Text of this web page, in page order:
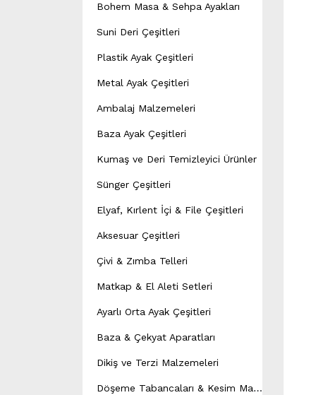
Bohem Masa & Sehpa Ayakları
Suni Deri Çeşitleri
Plastik Ayak Çeşitleri
Metal Ayak Çeşitleri
Ambalaj Malzemeleri
Baza Ayak Çeşitleri
Kumaş ve Deri Temizleyici Ürünler
Sünger Çeşitleri
Elyaf, Kırlent İçi & File Çeşitleri
Aksesuar Çeşitleri
Çivi & Zımba Telleri
Matkap & El Aleti Setleri
Ayarlı Orta Ayak Çeşitleri
Baza & Çekyat Aparatları
Dikiş ve Terzi Malzemeleri
D
öşeme Tabancaları & Kesim Makineleri